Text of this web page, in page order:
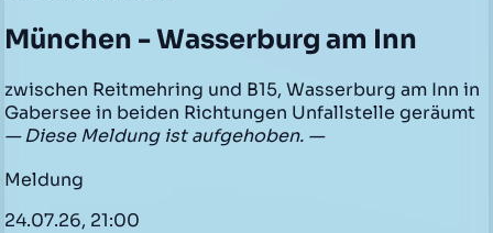
München - Wasserburg am Inn
zwischen Reitmehring und B15, Wasserburg am Inn in
Gabersee in beiden Richtungen Unfallstelle geräumt
— Diese Meldung ist aufgehoben. —
Meldung
24.07.26, 21:00